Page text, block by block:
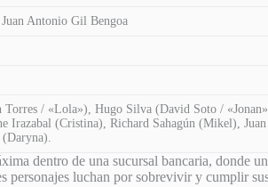
Antonio Gil Bengoa
/ «Lola»), Hugo Silva (David Soto /
Irazabal (Cristina), Richard Sahagún (Mikel),
(Daryna).
dentro de una sucursal bancaria, donde
luchan por sobrevivir y cumplir